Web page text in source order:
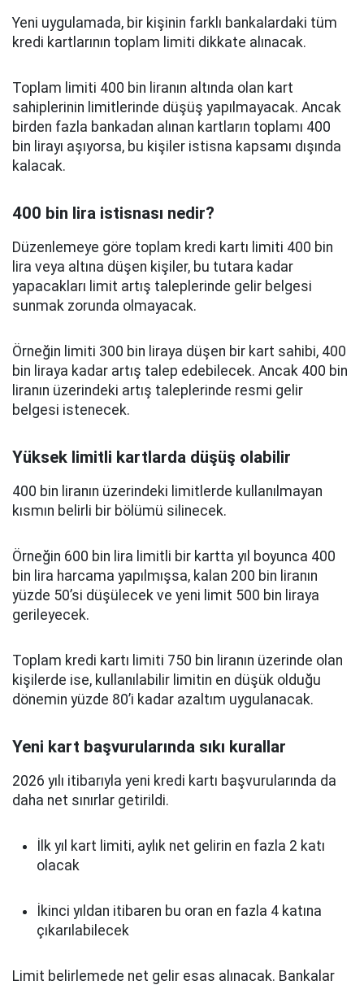
Yeni uygulamada, bir kişinin farklı bankalardaki tüm
kredi kartlarının toplam limiti dikkate alınacak.
Toplam limiti 400 bin liranın altında olan kart
sahiplerinin limitlerinde düşüş yapılmayacak. Ancak
birden fazla bankadan alınan kartların toplamı 400
bin lirayı aşıyorsa, bu kişiler istisna kapsamı dışında
kalacak.
400 bin lira istisnası nedir?
Düzenlemeye göre toplam kredi kartı limiti 400 bin
lira veya altına düşen kişiler, bu tutara kadar
yapacakları limit artış taleplerinde gelir belgesi
sunmak zorunda olmayacak.
Örneğin limiti 300 bin liraya düşen bir kart sahibi, 400
bin liraya kadar artış talep edebilecek. Ancak 400 bin
liranın üzerindeki artış taleplerinde resmi gelir
belgesi istenecek.
Yüksek limitli kartlarda düşüş olabilir
400 bin liranın üzerindeki limitlerde kullanılmayan
kısmın belirli bir bölümü silinecek.
Örneğin 600 bin lira limitli bir kartta yıl boyunca 400
bin lira harcama yapılmışsa, kalan 200 bin liranın
yüzde 50’si düşülecek ve yeni limit 500 bin liraya
gerileyecek.
Toplam kredi kartı limiti 750 bin liranın üzerinde olan
kişilerde ise, kullanılabilir limitin en düşük olduğu
dönemin yüzde 80’i kadar azaltım uygulanacak.
Yeni kart başvurularında sıkı kurallar
2026 yılı itibarıyla yeni kredi kartı başvurularında da
daha net sınırlar getirildi.
İlk yıl kart limiti, aylık net gelirin en fazla 2 katı
olacak
İkinci yıldan itibaren bu oran en fazla 4 katına
çıkarılabilecek
Limit belirlemede net gelir esas alınacak. Bankalar